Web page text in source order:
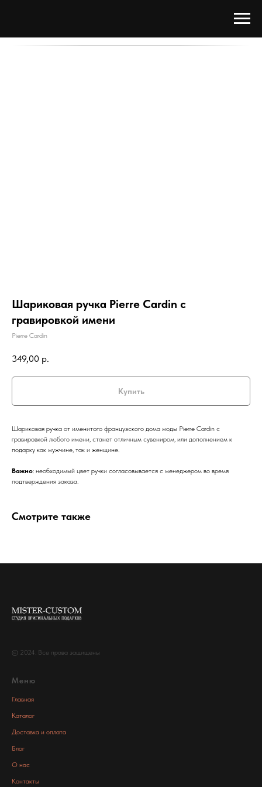
Шариковая ручка Pierre Cardin с
гравировкой имени
Pierre Cardin
349,00 р.
Купить
Шариковая ручка от именитого французского дома моды Pierre Cardin с
гравировкой любого имени, станет отличным сувениром, или дополнением к
подарку как мужчине, так и женщине.
Важно: необходимый цвет ручки согласовывается с менеджером во время
подтверждения заказа.
Смотрите также
© 2024. Все права защищены
Меню
Главная
Каталог
Доставка и оплата
Блог
О нас
Контакты